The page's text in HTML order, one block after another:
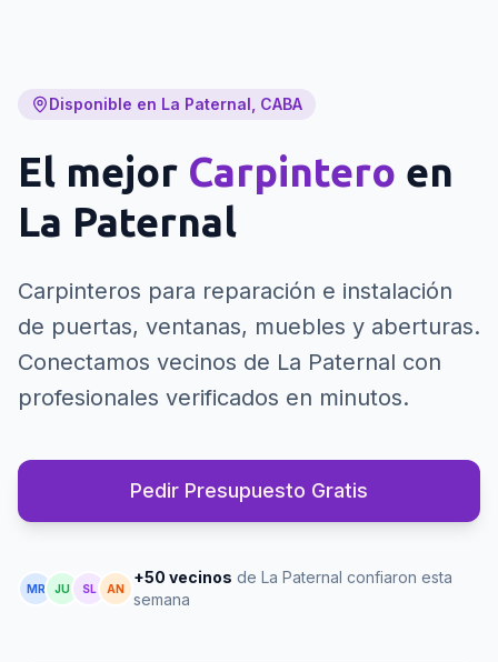
Disponible en La Paternal, CABA
El mejor Carpintero en
La Paternal
Carpinteros para reparación e instalación
de puertas, ventanas, muebles y aberturas.
Conectamos vecinos de La Paternal con
profesionales verificados en minutos.
Pedir Presupuesto Gratis
MR JU SL AN
+50 vecinos de La Paternal confiaron esta
semana